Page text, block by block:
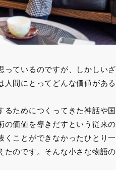
ているのですが、しかしいざ
人間にとってどんな価値がある
ためにつくってきた神話や国
の価値を導きだすという従来の
くことができなかったひとり一
たのです。そんな小さな物語の